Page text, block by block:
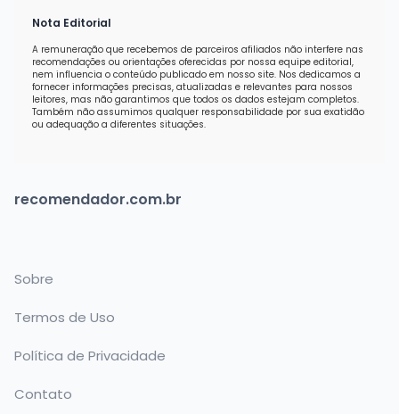
Nota Editorial
A remuneração que recebemos de parceiros afiliados não interfere nas
recomendações ou orientações oferecidas por nossa equipe editorial,
nem influencia o conteúdo publicado em nosso site. Nos dedicamos a
fornecer informações precisas, atualizadas e relevantes para nossos
leitores, mas não garantimos que todos os dados estejam completos.
Também não assumimos qualquer responsabilidade por sua exatidão
ou adequação a diferentes situações.
recomendador.com.br
Sobre
Termos de Uso
Política de Privacidade
Contato